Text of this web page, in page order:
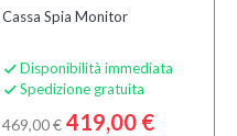
Cassa Spia Monitor
 Disponibilità immediata
 Spedizione gratuita
469,00 € 419,00 €